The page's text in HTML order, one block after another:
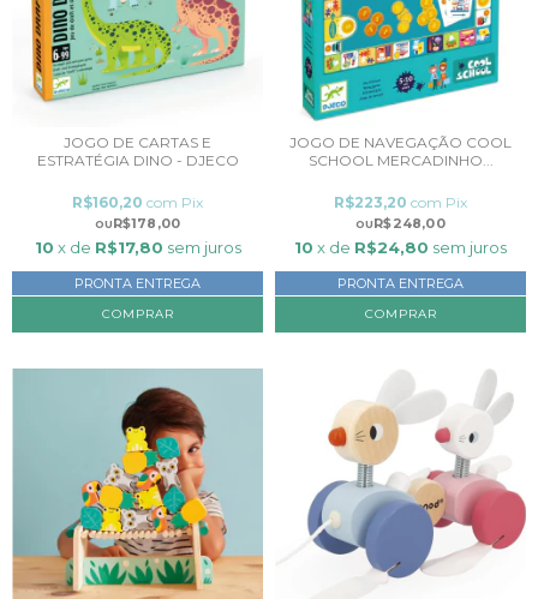
JOGO DE CARTAS E
ESTRATÉGIA DINO - DJECO
R$178,00
R$160,20 com Pix
10 x de R$17,80 sem juros
PRONTA ENTREGA
JOGO DE NAVEGAÇÃO COOL
SCHOOL MERCADINHO...
R$248,00
R$223,20 com Pix
10 x de R$24,80 sem juros
PRONTA ENTREGA